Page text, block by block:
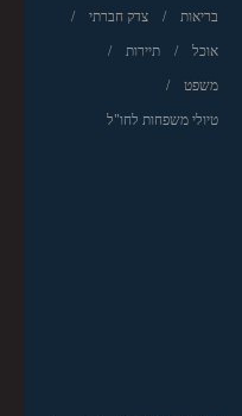
בריאות צדק חברתי
אוכל תיירות
משפט
טיולי משפחות לחו"ל